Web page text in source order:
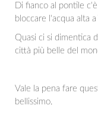
Di fianco al pontile
bloccare l'acqua alta
Quasi ci si dimentica
città più belle del
Vale la pena fare
bellissimo.